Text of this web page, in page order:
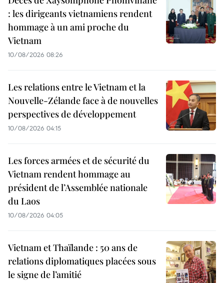
: les dirigeants vietnamiens rendent
hommage à un ami proche du
Vietnam
10/08/2026 08:26
Les relations entre le Vietnam et la
Nouvelle-Zélande face à de nouvelles
perspectives de développement
10/08/2026 04:15
Les forces armées et de sécurité du
Vietnam rendent hommage au
président de l’Assemblée nationale
du Laos
10/08/2026 04:05
Vietnam et Thaïlande : 50 ans de
relations diplomatiques placées sous
le signe de l’amitié